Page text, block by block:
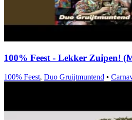
100% Feest - Lekker Zuipen!
100% Feest, Duo Gruijtmuntend •